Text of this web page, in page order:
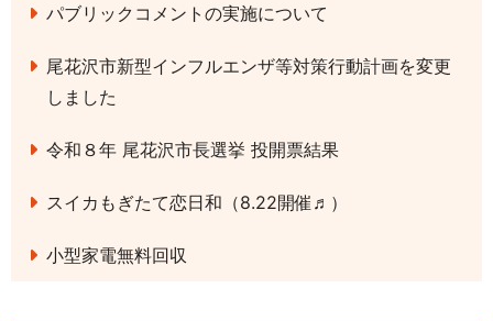
パブリックコメントの実施について
尾花沢市新型インフルエンザ等対策行動計画を変更
しました
令和８年 尾花沢市長選挙 投開票結果
スイカもぎたて恋日和（8.22開催♬）
小型家電無料回収